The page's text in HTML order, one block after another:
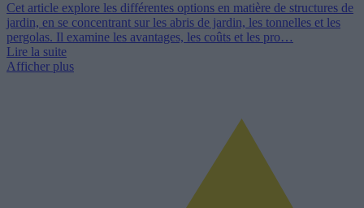
Cet article explore les différentes options en matière de structures de
jardin, en se concentrant sur les abris de jardin, les tonnelles et les
pergolas. Il examine les avantages, les coûts et les pro…
Lire la suite
Afficher plus